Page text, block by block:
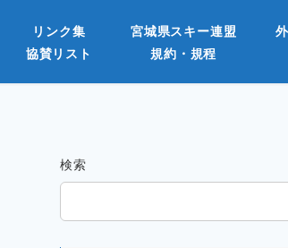
リンク集
協賛リスト
宮城県スキー連盟
規約・規程
検索